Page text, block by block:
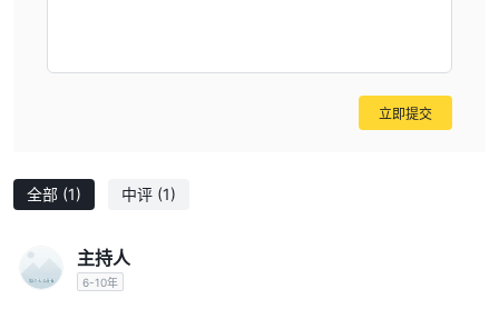
交易平台
MetaTrader 4和5平台，这些平台以
其先进的图表工具和强大的功能而在全球范围内享有盛誉和认可。然
实性的怀疑。
全部 (1) 中评 (1)
主持人
6-10年
立即提交